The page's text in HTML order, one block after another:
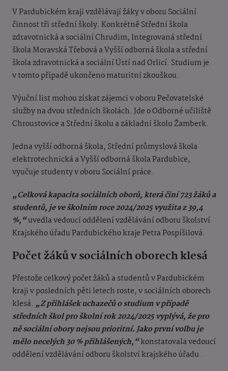
V Pardubickém kraji vzdělávají žáky v oboru Sociální
činnost tři střední školy. Konkrétně Střední škola
zdravotnická a sociální Chrudim, Integrovaná střední
škola Moravská Třebová a Vyšší odborná škola a střední
škola zdravotnická a sociální Ústí nad Orlicí. Studium je
v tomto případě ukončeno maturitní zkouškou.
Výuční list mohou získat zájemci v oboru Pečovatelské
služby na dvou středních školách. Jde o Odborné učiliště
Chroustovice a Střední školu a základní školu Žamberk.
Jedna vyšší odborná škola, Střední průmyslová škola
elektrotechnická a Vyšší odborná škola Pardubice,
vyučuje studenty v oboru Sociální práce.
„Celková kapacita sociálních oborů, která činí 723 žáků a
studentů, je ve školním roce 2024/2025 využita z 39,4
%,“uvedla vedoucí oddělení vzdělávání odboru školství
Krajského úřadu Pardubického kraje Petra Pospíšilová.
Počet žáků v sociálních oborech klesá
Přestože celkový počet žáků a studentů v Pardubickém
kraji v posledních pěti letech roste, v sociálních oborech
klesá. „Z přihlášek uchazečů o studium v případě
středních škol pro školní rok 2024/2025 vyplývá, že pro
ně sociální obory nejsou prioritní. Jako první volbu je
mělo necelých 30 % přihlášených,“konstatovala vedoucí
oddělení vzdělávání odboru školství krajského úřadu.